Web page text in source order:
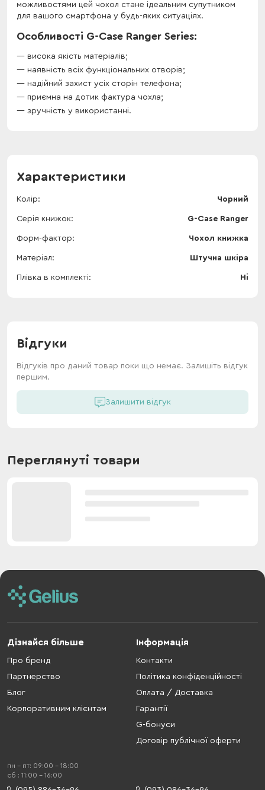
можливостями цей чохол стане ідеальним супутником
для вашого смартфона у будь-яких ситуаціях.
Особливості G-Case Ranger Series:
висока якість матеріалів;
наявність всіх функціональних отворів;
надійний захист усіх сторін телефона;
приємна на дотик фактура чохла;
зручність у використанні.
Характеристики
Колір Чорний
Серія книжок G-Case Ranger
Форм-фактор Чохол книжка
Матеріал Штучна шкіра
Плівка в комплекті Ні
Відгуки
Відгуків про даний товар поки що немає. Залишіть відгук
першим.
Залишити відгук
Переглянуті товари
Дізнайся більше
Про бренд
Партнерство
Блог
Корпоративним клієнтам
Інформація
Контакти
Політика конфіденційності
Оплата / Доставка
Гарантії
G-бонуси
Договір публічної оферти
пн - пт: 09:00 - 18:00
cб : 11:00 - 16:00